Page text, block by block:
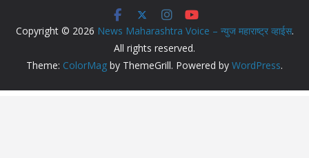
Copyright © 2026 News Maharashtra Voice – न्युज महाराष्ट्र व्हाईस.
All rights reserved.
Theme: ColorMag by ThemeGrill. Powered by WordPress.